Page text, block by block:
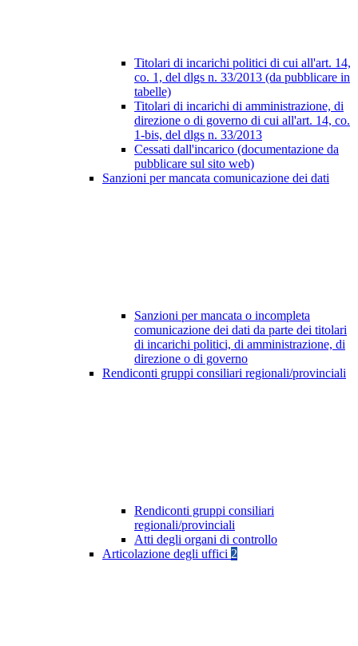
Titolari di incarichi politici di cui all'art. 14,
co. 1, del dlgs n. 33/2013 (da pubblicare in
tabelle)
Titolari di incarichi di amministrazione, di
direzione o di governo di cui all'art. 14, co.
1-bis, del dlgs n. 33/2013
Cessati dall'incarico (documentazione da
pubblicare sul sito web)
Sanzioni per mancata comunicazione dei dati
Sanzioni per mancata o incompleta
comunicazione dei dati da parte dei titolari
di incarichi politici, di amministrazione, di
direzione o di governo
Rendiconti gruppi consiliari regionali/provinciali
Rendiconti gruppi consiliari
regionali/provinciali
Atti degli organi di controllo
Articolazione degli uffici 2